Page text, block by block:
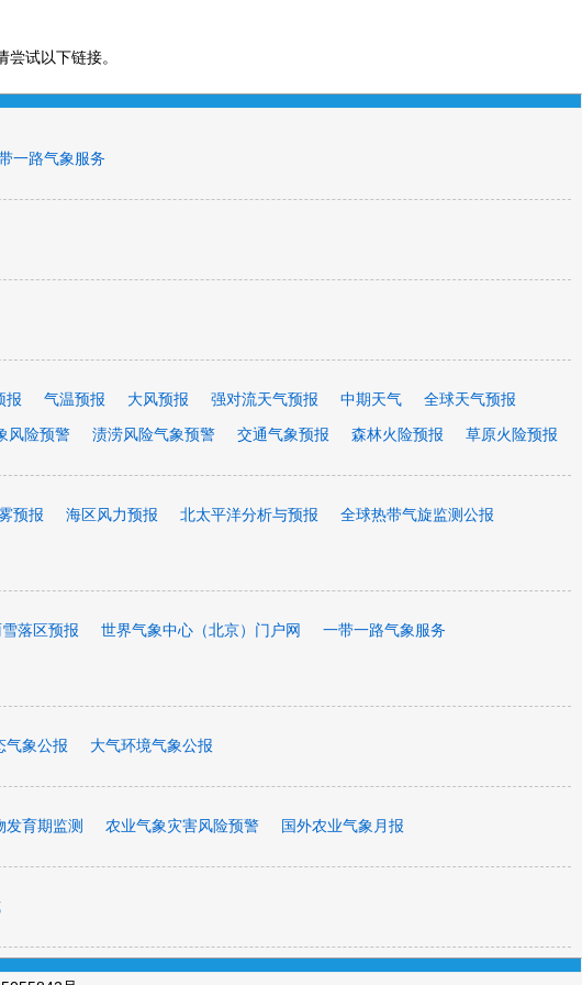
尝试以下链接。
一路气象服务
报 气温预报 大风预报 强对流天气预报 中期天气 全球天气预报
风险预警 渍涝风险气象预警 交通气象预报 森林火险预报 草原火险预报
预报 海区风力预报 北太平洋分析与预报 全球热带气旋监测公报
落区预报 世界气象中心（北京）门户网 一带一路气象服务
气象公报 大气环境气象公报
发育期监测 农业气象灾害风险预警 国外农业气象月报